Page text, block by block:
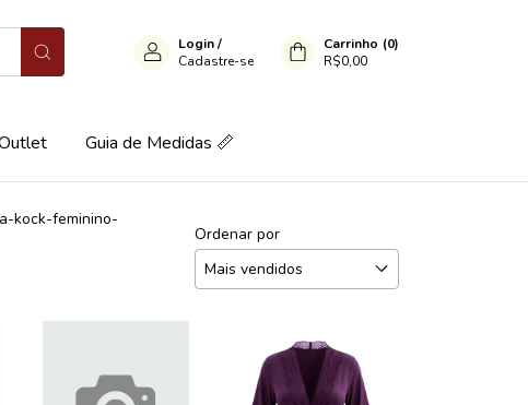
Login/
Cadastre-se
Carrinho (0)
R$0,00
Guia de Medidas 📏
kock-feminino-
Ordenar por